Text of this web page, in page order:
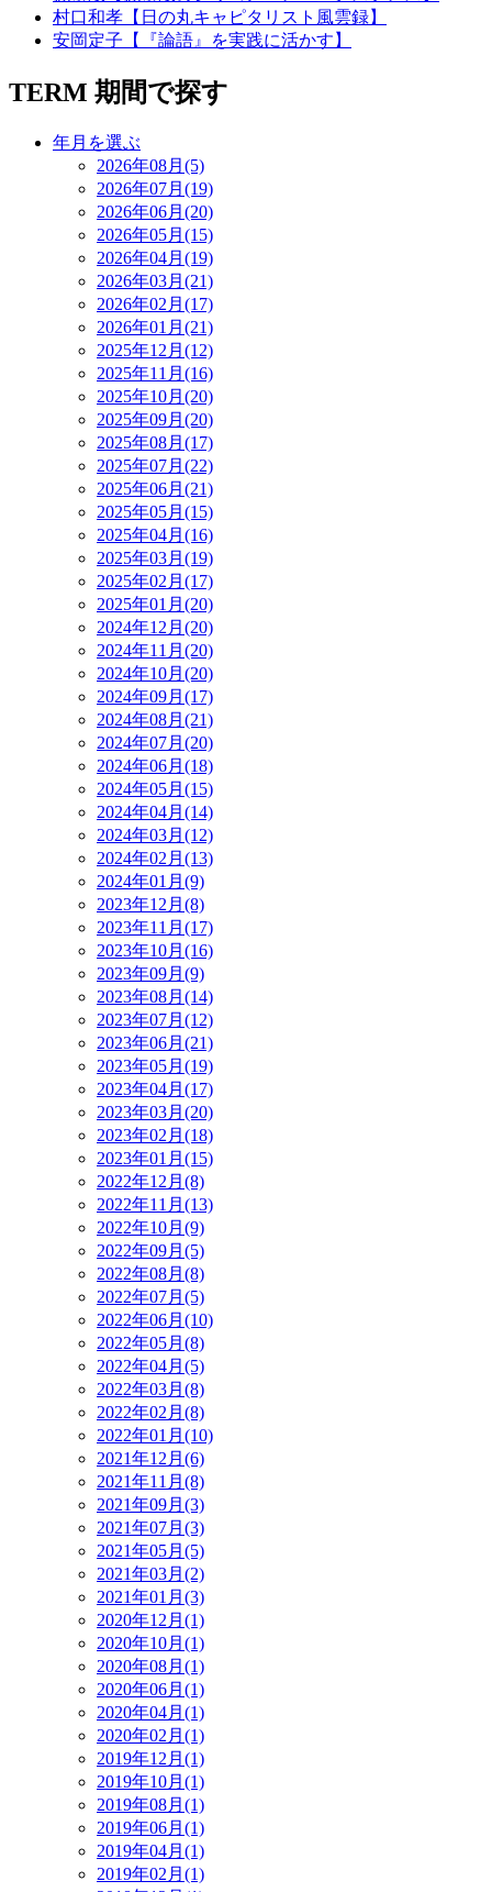
村口和孝【日の丸キャピタリスト風雲録】
安岡定子【『論語』を実践に活かす】
TERM 期間で探す
年月を選ぶ
2026年08月(5)
2026年07月(19)
2026年06月(20)
2026年05月(15)
2026年04月(19)
2026年03月(21)
2026年02月(17)
2026年01月(21)
2025年12月(12)
2025年11月(16)
2025年10月(20)
2025年09月(20)
2025年08月(17)
2025年07月(22)
2025年06月(21)
2025年05月(15)
2025年04月(16)
2025年03月(19)
2025年02月(17)
2025年01月(20)
2024年12月(20)
2024年11月(20)
2024年10月(20)
2024年09月(17)
2024年08月(21)
2024年07月(20)
2024年06月(18)
2024年05月(15)
2024年04月(14)
2024年03月(12)
2024年02月(13)
2024年01月(9)
2023年12月(8)
2023年11月(17)
2023年10月(16)
2023年09月(9)
2023年08月(14)
2023年07月(12)
2023年06月(21)
2023年05月(19)
2023年04月(17)
2023年03月(20)
2023年02月(18)
2023年01月(15)
2022年12月(8)
2022年11月(13)
2022年10月(9)
2022年09月(5)
2022年08月(8)
2022年07月(5)
2022年06月(10)
2022年05月(8)
2022年04月(5)
2022年03月(8)
2022年02月(8)
2022年01月(10)
2021年12月(6)
2021年11月(8)
2021年09月(3)
2021年07月(3)
2021年05月(5)
2021年03月(2)
2021年01月(3)
2020年12月(1)
2020年10月(1)
2020年08月(1)
2020年06月(1)
2020年04月(1)
2020年02月(1)
2019年12月(1)
2019年10月(1)
2019年08月(1)
2019年06月(1)
2019年04月(1)
2019年02月(1)